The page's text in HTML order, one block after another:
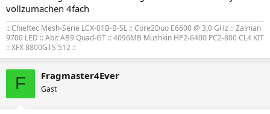
vollzumachen 4fach
:: Chieftec Mesh-Serie LCX-01B-B-SL :: Core2Duo E6600 @ 3,0 GHz :: Zalman
9700 LED :: Abit AB9 Quad-GT :: 4096MB Mushkin HP2-6400 PC2-800 CL4 KIT
:: XFX 8800GTS 512 ::
F Fragmaster4Ever
Gast